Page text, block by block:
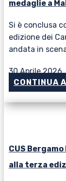
medaglie a
Si è conclusa
edizione dei
andata in
30 Aprile 2026
CONTINUA
CUS
alla terza